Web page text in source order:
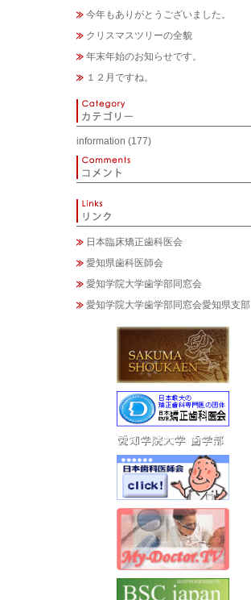
今年もありがとうございました。
クリスマスツリーの全貌
年末年始のお知らせです。
１２月ですね。
information (177)
日本臨床矯正歯科医会
愛知県歯科医師会
愛知学院大学歯学部同窓会
愛知学院大学歯学部同窓会愛知県支部